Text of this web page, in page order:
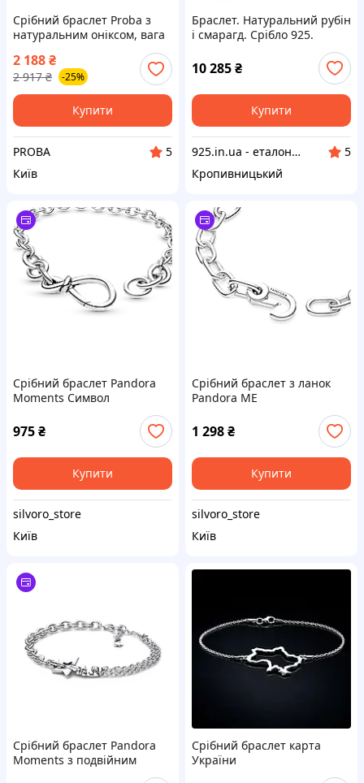
Срібний браслет Proba з
натуральним оніксом, вага
1720 розмір
2 188₴
2 917 ₴ -25%
Купити
PROBA
5
Київ
Браслет. Натуральний рубін
і смарагд. Срібло 925.
10 285₴
Купити
925.in.ua - еталон якості срібла
5
Кропивницький
Срібний браслет Pandora
Moments Символ
975₴
Купити
silvoro_store
Київ
Срібний браслет з ланок
Pandora ME
1 298₴
Купити
silvoro_store
Київ
Срібний браслет Pandora
Moments з подвійним
ланцюжком Зірка, що падає
Срібний браслет карта
України